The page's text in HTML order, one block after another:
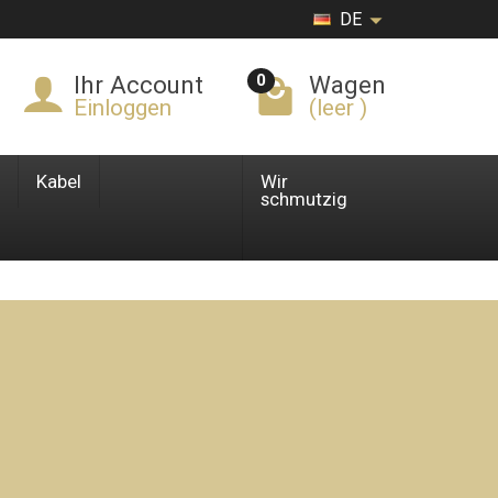
DE
Ihr Account
Einloggen
0 Wagen
(leer )
Kabel
Wir
schmutzig